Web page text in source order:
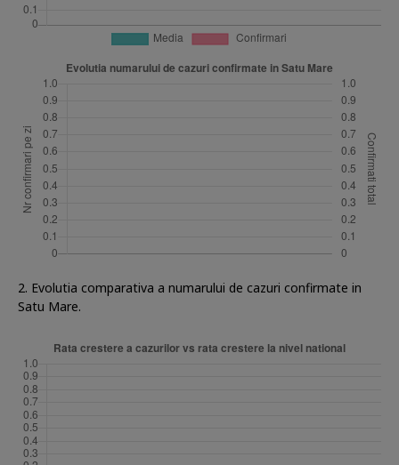
2. Evolutia comparativa a numarului de cazuri confirmate in
Satu Mare.